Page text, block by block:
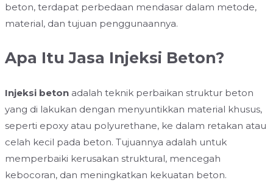
beton, terdapat perbedaan mendasar dalam metode,
material, dan tujuan penggunaannya.
Apa Itu Jasa Injeksi Beton?
Injeksi beton adalah teknik perbaikan struktur beton
yang di lakukan dengan menyuntikkan material khusus,
seperti epoxy atau polyurethane, ke dalam retakan atau
celah kecil pada beton. Tujuannya adalah untuk
memperbaiki kerusakan struktural, mencegah
kebocoran, dan meningkatkan kekuatan beton.